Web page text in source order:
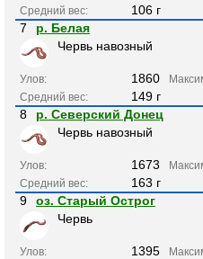
Средний вес:
106 г
7
р. Белая
Червь навозный
Улов: 1860
Средний вес:
149 г
8
р. Северский Донец
Червь навозный
Улов: 1673
Средний вес:
163 г
9
оз. Старый Острог
Червь
Улов: 1395